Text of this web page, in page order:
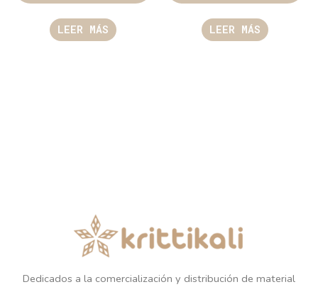
LEER MÁS LEER MÁS
Dedicados a la comercialización y distribución de material